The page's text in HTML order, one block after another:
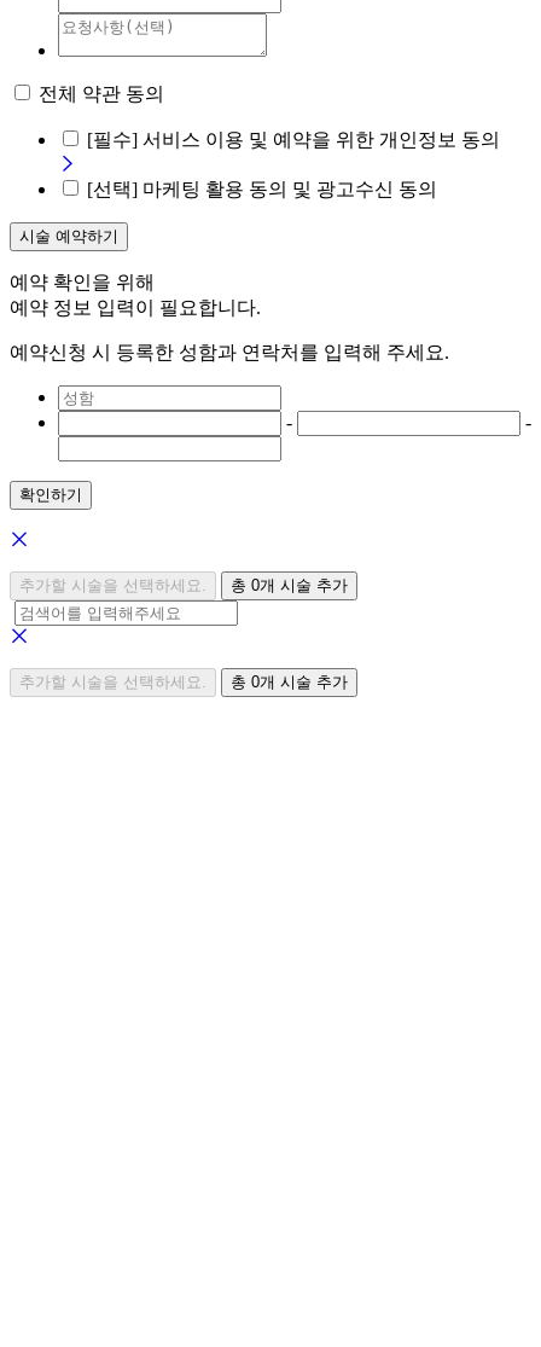
전체 약관 동의
[필수] 서비스 이용 및 예약을 위한 개인정보 동의
[선택] 마케팅 활용 동의 및 광고수신 동의
시술 예약하기
예약 확인을 위해
예약 정보 입력이 필요합니다.
예약신청 시 등록한 성함과 연락처를 입력해 주세요.
- -
확인하기
추가할 시술을 선택하세요. 총 0개 시술 추가
추가할 시술을 선택하세요. 총 0개 시술 추가